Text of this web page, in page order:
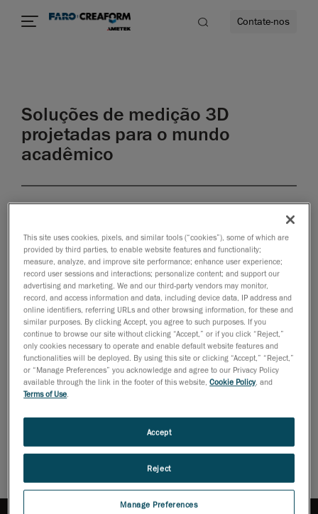
mais
Contate-nos
Soluções de medição 3D
projetadas para o mundo
acadêmico
Descubra o
ACADEMIA,
um
novíssimo
pacote de
soluções
para
professores
e
pesquisadores visionários que procuram inspirar, colaborar e
impulsionar ainda mais os limites da inovação, usando os mais
recentes avanços nas tecnologias de medição 3D.
This site uses cookies, pixels, and similar tools (“cookies”), some of which are
provided by third parties, to enable website features and functionality;
measure, analyze, and improve site performance; enhance user experience;
record user sessions and interactions; personalize content; and support our
advertising and marketing. We and our third-party vendors may monitor,
record, and access information and data, including device data, IP address and
online identifiers, referring URLs and other browsing information, for these and
similar purposes. By clicking Accept, you agree to such purposes. If you
continue to browse our site without clicking “Accept,” or if you click “Reject,”
only cookies necessary to operate and enable default website features and
functionalities will be deployed. By using this site or clicking “Accept,” “Reject,”
or “Manage Preferences” you acknowledge and agree to our Privacy Policy
available through the link in the footer of this website,Cookie Policy, and
Terms of Use.
Manage Preferences
Reject
Accept